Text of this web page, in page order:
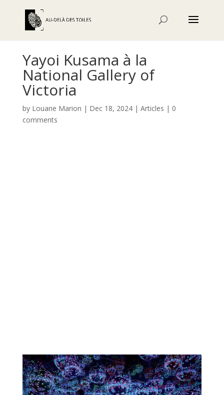
Yayoi Kusama à la
National Gallery of
Victoria
by Louane Marion | Dec 18, 2024| Articles | 0
comments